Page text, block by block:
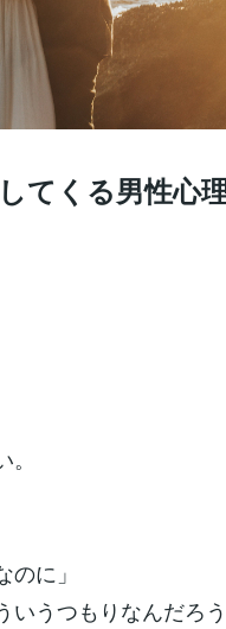
てくる男性心
に」
いうつもりなんだろ